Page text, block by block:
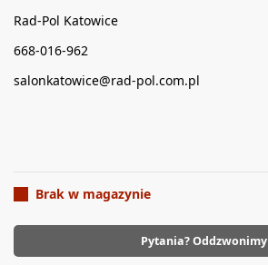
Rad-Pol Katowice
668-016-962
salonkatowice@rad-pol.com.pl
Brak w magazynie
Pytania? Oddzwonimy